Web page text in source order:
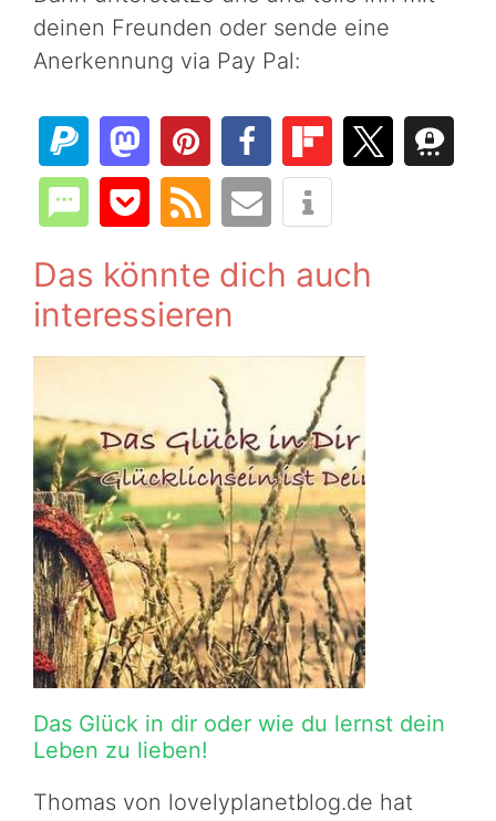
deinen Freunden oder sende eine
Anerkennung via Pay Pal:
Das könnte dich auch
interessieren
Das Glück in dir oder wie du lernst dein
Leben zu lieben!
Thomas von lovelyplanetblog.de hat